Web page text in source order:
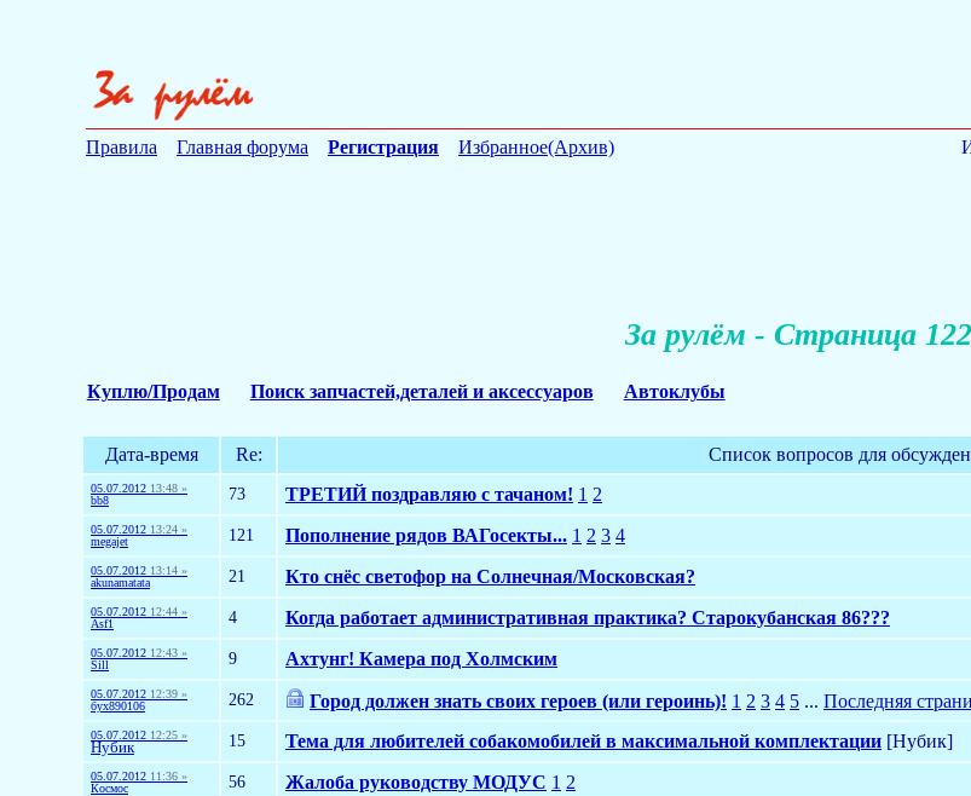
Правила Главная форума Регистрация Избранное(Архив)
За рулём - Страница
Куплю/Продам Поиск запчастей,деталей и аксессуаров Автоклубы
Дата-время Re: Список вопросов для
05.07.2012 13:48 »
bb8
73 ТРЕТИЙ поздравляю с тачаном! 1 2
05.07.2012 13:24 »
megajet
121 Пополнение рядов ВАГосекты... 1 2 3 4
05.07.2012 13:14 »
akunamatata
21 Кто снёс светофор на Солнечная/Московская?
05.07.2012 12:44 »
Asf1
4 Когда работает административная практика? Старокубанская 86???
05.07.2012 12:43 »
Sill
9 Ахтунг! Камера под Холмским
05.07.2012 12:39 »
бух890106
262 Город должен знать своих героев (или героинь)! 1 2 3 4 5 ... Последняя
05.07.2012 12:25 »
Нyбик 15 Тема для любителей собакомобилей в максимальной комплектации [Нyбик]
05.07.2012 11:36 »
Космос
56 Жалоба руководству МОДУС 1 2